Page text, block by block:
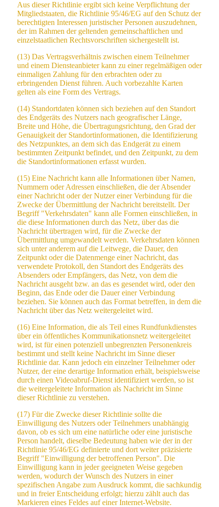
Aus dieser Richtlinie ergibt sich keine Verpflichtung der
Mitgliedstaaten, die Richtlinie 95/46/EG auf den Schutz der
berechtigten Interessen juristischer Personen auszudehnen,
der im Rahmen der geltenden gemeinschaftlichen und
einzelstaatlichen Rechtsvorschriften sichergestellt ist.
(13) Das Vertragsverhältnis zwischen einem Teilnehmer
und einem Diensteanbieter kann zu einer regelmäßigen oder
einmaligen Zahlung für den erbrachten oder zu
erbringenden Dienst führen. Auch vorbezahlte Karten
gelten als eine Form des Vertrags.
(14) Standortdaten können sich beziehen auf den Standort
des Endgeräts des Nutzers nach geografischer Länge,
Breite und Höhe, die Übertragungsrichtung, den Grad der
Genauigkeit der Standortinformationen, die Identifizierung
des Netzpunktes, an dem sich das Endgerät zu einem
bestimmten Zeitpunkt befindet, und den Zeitpunkt, zu dem
die Standortinformationen erfasst wurden.
(15) Eine Nachricht kann alle Informationen über Namen,
Nummern oder Adressen einschließen, die der Absender
einer Nachricht oder der Nutzer einer Verbindung für die
Zwecke der Übermittlung der Nachricht bereitstellt. Der
Begriff "Verkehrsdaten" kann alle Formen einschließen, in
die diese Informationen durch das Netz, über das die
Nachricht übertragen wird, für die Zwecke der
Übermittlung umgewandelt werden. Verkehrsdaten können
sich unter anderem auf die Leitwege, die Dauer, den
Zeitpunkt oder die Datenmenge einer Nachricht, das
verwendete Protokoll, den Standort des Endgeräts des
Absenders oder Empfängers, das Netz, von dem die
Nachricht ausgeht bzw. an das es gesendet wird, oder den
Beginn, das Ende oder die Dauer einer Verbindung
beziehen. Sie können auch das Format betreffen, in dem die
Nachricht über das Netz weitergeleitet wird.
(16) Eine Information, die als Teil eines Rundfunkdienstes
über ein öffentliches Kommunikationsnetz weitergeleitet
wird, ist für einen potenziell unbegrenzten Personenkreis
bestimmt und stellt keine Nachricht im Sinne dieser
Richtlinie dar. Kann jedoch ein einzelner Teilnehmer oder
Nutzer, der eine derartige Information erhält, beispielsweise
durch einen Videoabruf-Dienst identifiziert werden, so ist
die weitergeleitete Information als Nachricht im Sinne
dieser Richtlinie zu verstehen.
(17) Für die Zwecke dieser Richtlinie sollte die
Einwilligung des Nutzers oder Teilnehmers unabhängig
davon, ob es sich um eine natürliche oder eine juristische
Person handelt, dieselbe Bedeutung haben wie der in der
Richtlinie 95/46/EG definierte und dort weiter präzisierte
Begriff "Einwilligung der betroffenen Person". Die
Einwilligung kann in jeder geeigneten Weise gegeben
werden, wodurch der Wunsch des Nutzers in einer
spezifischen Angabe zum Ausdruck kommt, die sachkundig
und in freier Entscheidung erfolgt; hierzu zählt auch das
Markieren eines Feldes auf einer Internet-Website.